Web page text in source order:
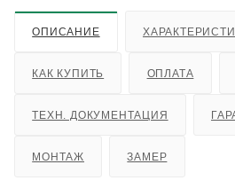
ОПИСАНИЕ
КАК КУПИТЬ ОПЛАТА
ТЕХН. ДОКУМЕНТАЦИЯ
МОНТАЖ ЗАМЕР